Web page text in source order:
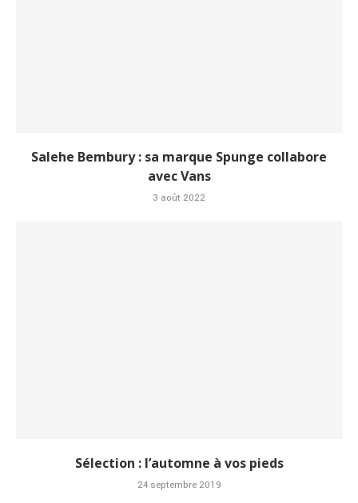
Salehe Bembury : sa marque Spunge collabore
avec Vans
3 août 2022
Sélection : l’automne à vos pieds
24 septembre 2019